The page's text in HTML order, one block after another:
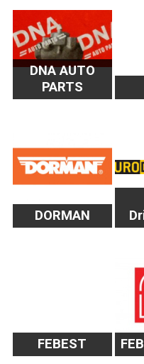
DNA AUTO
PARTS
DORMAN
FEBEST